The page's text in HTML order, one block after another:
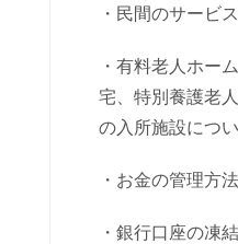
・民間のサービ
・有料老人ホー
宅、特別養護老
の入所施設につ
・お金の管理方
・銀行口座の凍